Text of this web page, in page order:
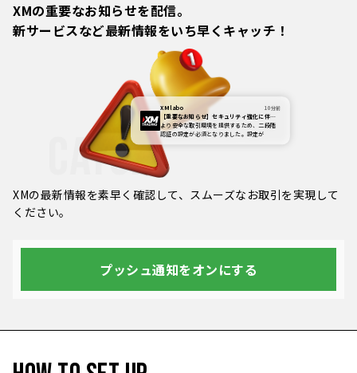
XMの重要なお知らせを配信。
新サービスなど最新情報をいち早くキャッチ！
CATCH
XM labo 10分前
【重要なお知らせ】セキュリティ強化に伴う
ログイン認証の変更について
より安全な取引環境を提供するため、二段階
認証の設定が必須となりました。設定が
XMの最新情報を素早く確認して、スムーズなお取引を実現して
ください。
プッシュ通知をオンにする